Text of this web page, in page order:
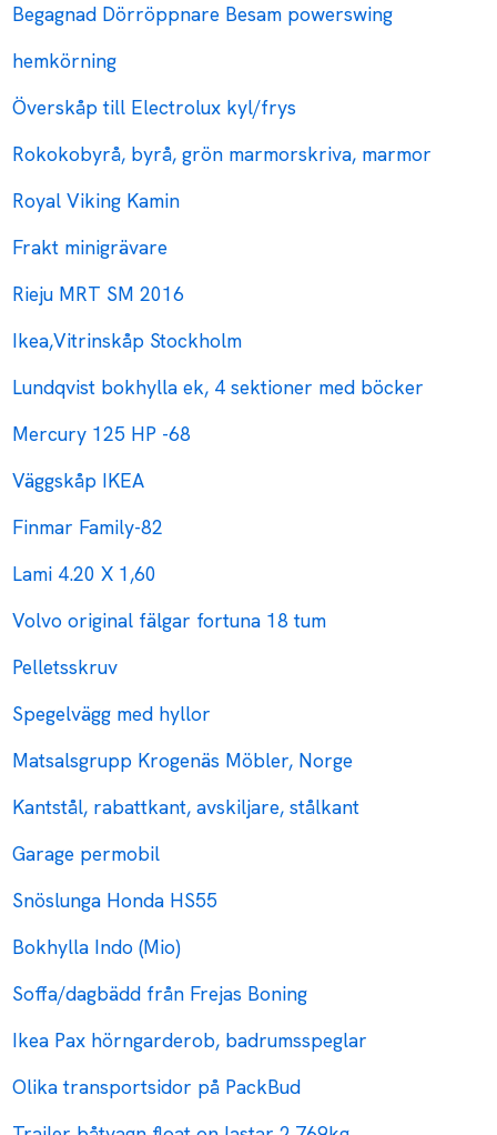
Begagnad Dörröppnare Besam powerswing
hemkörning
Överskåp till Electrolux kyl/frys
Rokokobyrå, byrå, grön marmorskriva, marmor
Royal Viking Kamin
Frakt minigrävare
Rieju MRT SM 2016
Ikea,Vitrinskåp Stockholm
Lundqvist bokhylla ek, 4 sektioner med böcker
Mercury 125 HP -68
Väggskåp IKEA
Finmar Family-82
Lami 4.20 X 1,60
Volvo original fälgar fortuna 18 tum
Pelletsskruv
Spegelvägg med hyllor
Matsalsgrupp Krogenäs Möbler, Norge
Kantstål, rabattkant, avskiljare, stålkant
Garage permobil
Snöslunga Honda HS55
Bokhylla Indo (Mio)
Soffa/dagbädd från Frejas Boning
Ikea Pax hörngarderob, badrumsspeglar
Olika transportsidor på PackBud